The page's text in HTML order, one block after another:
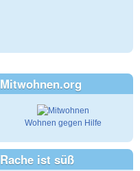
Mitwohnen.org
Wohnen gegen Hilfe
Rache ist süß